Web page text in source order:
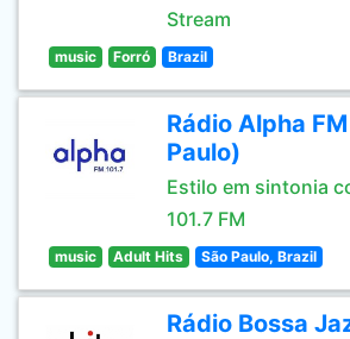
Stream
music Forró Brazil
Rádio Alpha
Paulo)
Estilo em sintonia
101.7 FM
music Adult Hits São Paulo, Brazil
Rádio Bossa